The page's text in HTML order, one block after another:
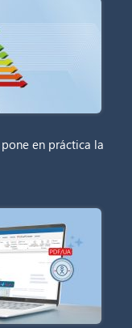
en práctica la